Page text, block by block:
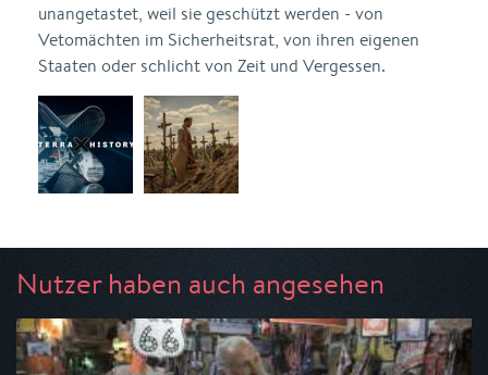
unangetastet, weil sie geschützt werden - von
Vetomächten im Sicherheitsrat, von ihren eigenen
Staaten oder schlicht von Zeit und Vergessen.
Nutzer haben auch angesehen